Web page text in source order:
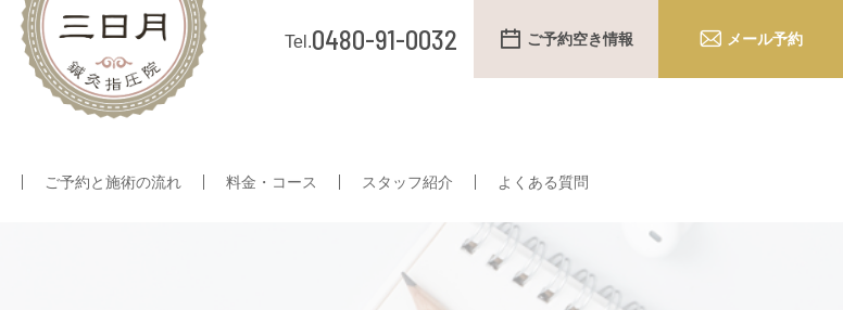
ご予約と施術の流れ 料金・コース スタッフ紹介 よくある質問
0480-91-0032 ご予約空き情報 メール予約